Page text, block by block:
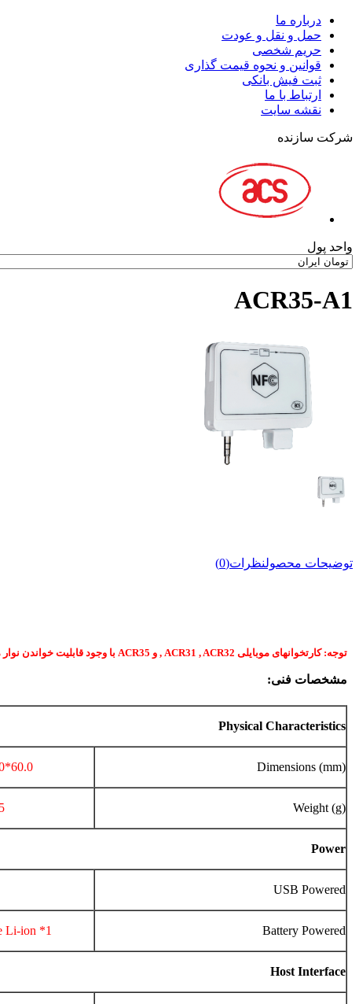
درباره ما
حمل و نقل و عودت
حریم شخصی
قوانین و نحوه قیمت گذاری
ثبت فیش بانکی
ارتباط با ما
نقشه سايت
شرکت سازنده
واحد پول
ACR35-A1
توضيحات محصولنظرات(0)
توجه: کارتخوانهای موبایلی ACR31 , ACR32 , و ACR35 با وجود قابلیت خواندن نوار مغناطیسی (کارتهای شتابی)، در هیچکدام از بانکهای ایران مورد استفاده قرار نگرفته اند.
مشخصات فنی:
Physical Characteristics
Dimensions (mm)
60.0*42.0*13.0
Weight (g)
Power
USB Powered
Battery Powered
1* Rechargeable Li-ion
Host Interface